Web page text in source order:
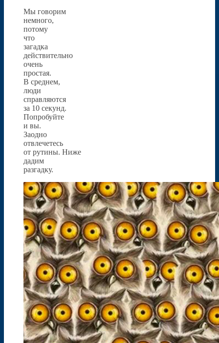
Мы говорим
немного,
потому
что
загадка
действительно
очень
простая.
В среднем,
люди
справляются
за 10 секунд.
Попробуйте
и вы.
Заодно
отвлечетесь
от рутины. Ниже
дадим
разгадку.